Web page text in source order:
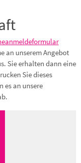
an unserem Angebot
Sie erhalten dann eine
Sie dieses
es an unsere